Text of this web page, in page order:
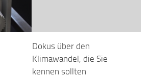
Dokus über den
Klimawandel, die Sie
kennen sollten